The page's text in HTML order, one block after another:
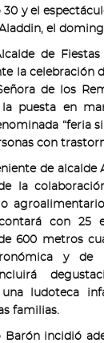
30 y el
el
de
la celebración
de los
puesta en
“feria
con
de alcalde
la
contará con 25
600 metros
y de
ludoteca
familias.
Barón incidió